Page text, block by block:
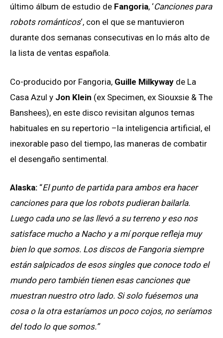
último álbum de estudio de Fangoria, ‘Canciones para
robots románticos‘, con el que se mantuvieron
durante dos semanas consecutivas en lo más alto de
la lista de ventas española.
Co-producido por Fangoria, Guille Milkyway de La
Casa Azul y Jon Klein (ex Specimen, ex Siouxsie & The
Banshees), en este disco revisitan algunos temas
habituales en su repertorio –la inteligencia artificial, el
inexorable paso del tiempo, las maneras de combatir
el desengaño sentimental.
Alaska: “El punto de partida para ambos era hacer
canciones para que los robots pudieran bailarla.
Luego cada uno se las llevó a su terreno y eso nos
satisface mucho a Nacho y a mí porque refleja muy
bien lo que somos. Los discos de Fangoria siempre
están salpicados de esos singles que conoce todo el
mundo pero también tienen esas canciones que
muestran nuestro otro lado. Si solo fuésemos una
cosa o la otra estaríamos un poco cojos, no seríamos
del todo lo que somos.”